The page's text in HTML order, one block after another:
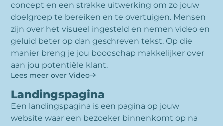
concept en een strakke uitwerking om zo jouw
doelgroep te bereiken en te overtuigen. Mensen
zijn over het visueel ingesteld en nemen video en
geluid beter op dan geschreven tekst. Op die
manier breng je jou boodschap makkelijker over
aan jou potentiële klant.
Lees meer over Video
Landingspagina
Een landingspagina is een pagina op jouw
website waar een bezoeker binnenkomt op na